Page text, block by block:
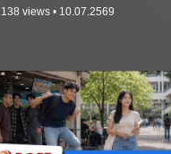
138 views • 10.07.2569